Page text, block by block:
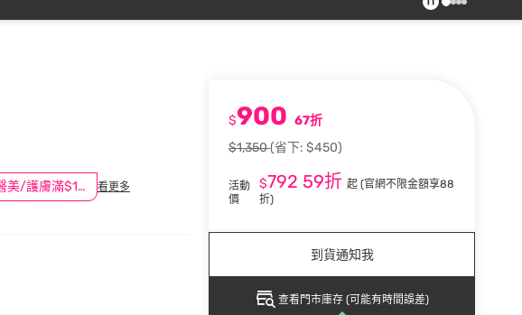
醫美/護膚滿$1200送$200 看更多
$900 67折
$1,350(省下: $450)
活動
價
$792 59折 起 (官網不限金額享88
折)
到貨通知我
查看門市庫存 (可能有時間誤差)